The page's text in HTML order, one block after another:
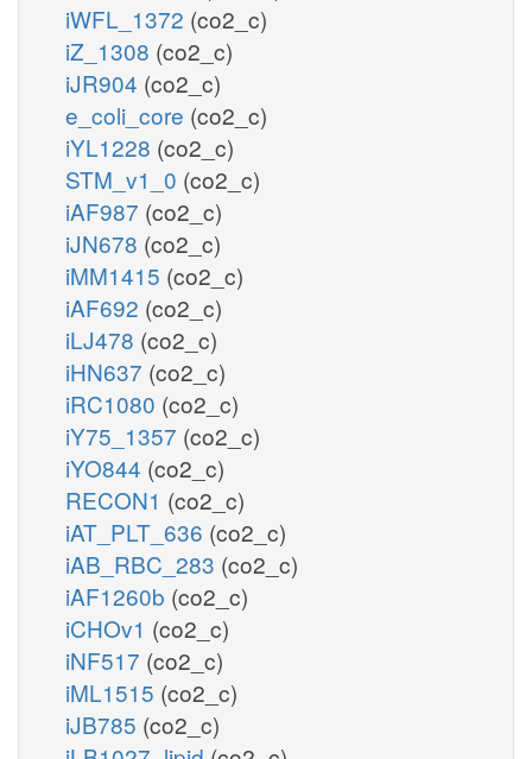
iWFL_1372 (co2_c)
iZ_1308 (co2_c)
iJR904 (co2_c)
e_coli_core (co2_c)
iYL1228 (co2_c)
STM_v1_0 (co2_c)
iAF987 (co2_c)
iJN678 (co2_c)
iMM1415 (co2_c)
iAF692 (co2_c)
iLJ478 (co2_c)
iHN637 (co2_c)
iRC1080 (co2_c)
iY75_1357 (co2_c)
iYO844 (co2_c)
RECON1 (co2_c)
iAT_PLT_636 (co2_c)
iAB_RBC_283 (co2_c)
iAF1260b (co2_c)
iCHOv1 (co2_c)
iNF517 (co2_c)
iML1515 (co2_c)
iJB785 (co2_c)